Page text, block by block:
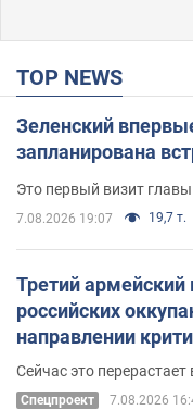
TOP NEWS
Зеленский
запланирована
Это первый визит
7.08.2026 19:07 19,7 т.
Третий армейский
российских
направлении
удалось
Сейчас это
Спецпроект 7.08.2026